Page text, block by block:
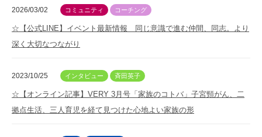
2026/03/02 コミュニティ コーチング
☆【公式LINE】イベント最新情報 同じ意識で進む仲間、同志。より
深く大切なつながり
2023/10/25 インタビュー 斉田英子
☆【オンライン記事】VERY 3月号「家族のコトバ」子宮頸がん、二
拠点生活、三人育児を経て見つけた心地よい家族の形